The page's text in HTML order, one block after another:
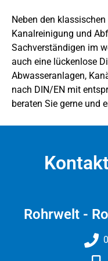
Neben den
Kanalreinigung und
Sachverständigen im
auch eine lückenlose
Abwasseranlagen,
nach DIN/EN mit
beraten Sie gerne und
Rohrwelt -